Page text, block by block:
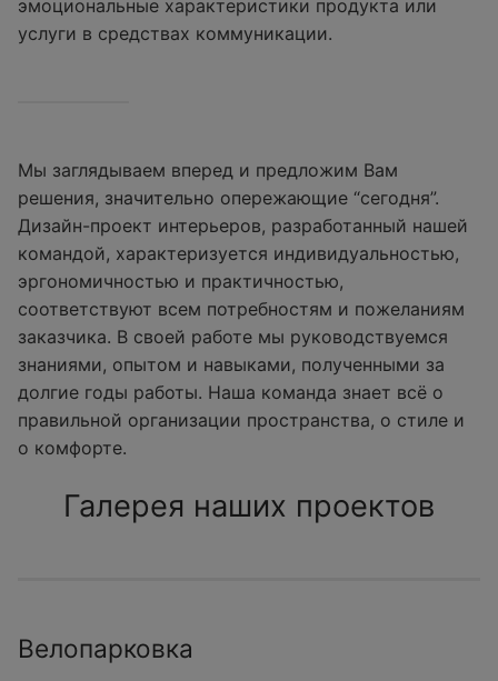
эмоциональные характеристики продукта или
услуги в средствах коммуникации.
Мы заглядываем вперед и предложим Вам
решения, значительно опережающие “сегодня”.
Дизайн-проект интерьеров, разработанный нашей
командой, характеризуется индивидуальностью,
эргономичностью и практичностью,
соответствуют всем потребностям и пожеланиям
заказчика. В своей работе мы руководствуемся
знаниями, опытом и навыками, полученными за
долгие годы работы. Наша команда знает всё о
правильной организации пространства, о стиле и
о комфорте.
Галерея наших проектов
Велопарковка